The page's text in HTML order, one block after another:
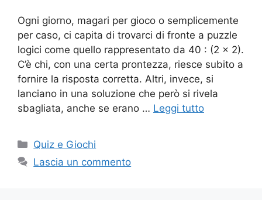
Ogni giorno, magari per gioco o semplicemente
per caso, ci capita di trovarci di fronte a puzzle
logici come quello rappresentato da 40 : (2 x 2).
C’è chi, con una certa prontezza, riesce subito a
fornire la risposta corretta. Altri, invece, si
lanciano in una soluzione che però si rivela
sbagliata, anche se erano … Leggi tutto
Categorie
Quiz e Giochi
Lascia un commento